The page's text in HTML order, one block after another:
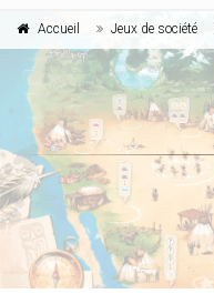
Accueil Jeux de société